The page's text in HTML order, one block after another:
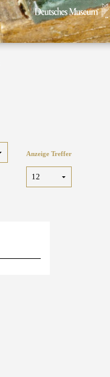
Anzeige Treffer